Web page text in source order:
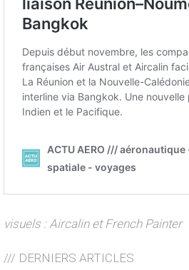
visuels : Aircalin et French Painter
/// DERNIERS ARTICLES